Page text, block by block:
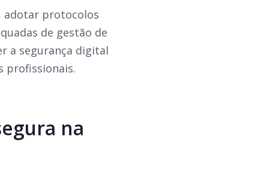
adotar protocolos
de gestão de
a segurança digital
profissionais.
na